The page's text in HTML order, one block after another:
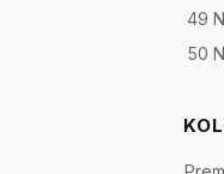
kombinleri
49
50